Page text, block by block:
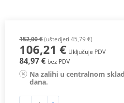
152,00 €(uštedjeti 45,79 €)
106,21 € Uključuje PDV
84,97 € bez PDV
Na zalihi u centralnom
dana.